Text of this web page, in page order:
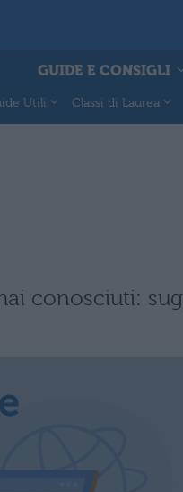
GUIDE E CONSIGLI
Utili Classi di Laurea
conosciuti: